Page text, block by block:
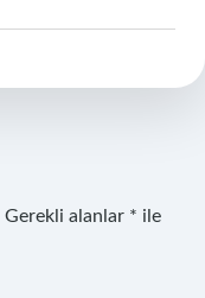
Gerekli alanlar * ile